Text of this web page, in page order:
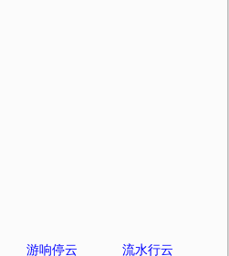
游响停云
流水行云